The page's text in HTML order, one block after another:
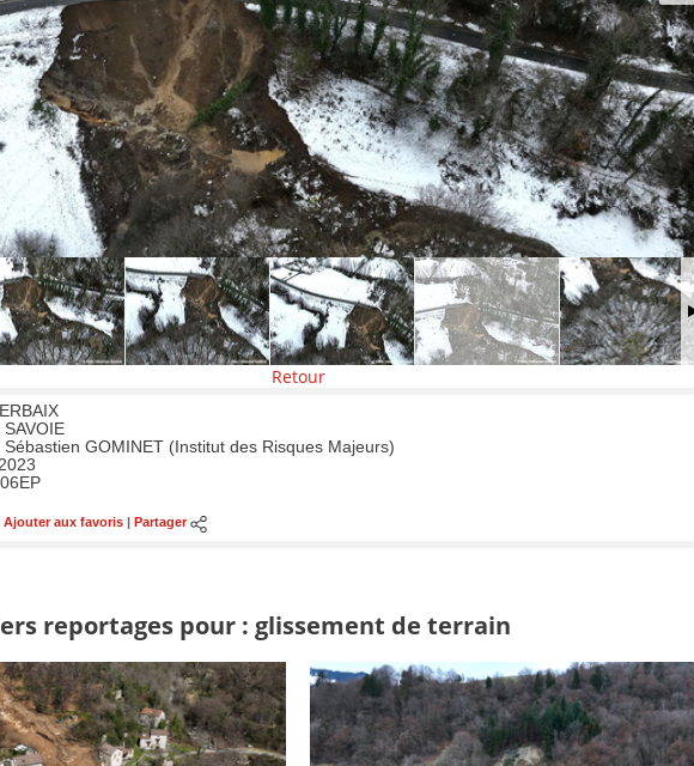
Retour
SAVOIE
Sébastien GOMINET (Institut des Risques Majeurs)
Ajouter aux favoris Partager
reportages pour : glissement de terrain